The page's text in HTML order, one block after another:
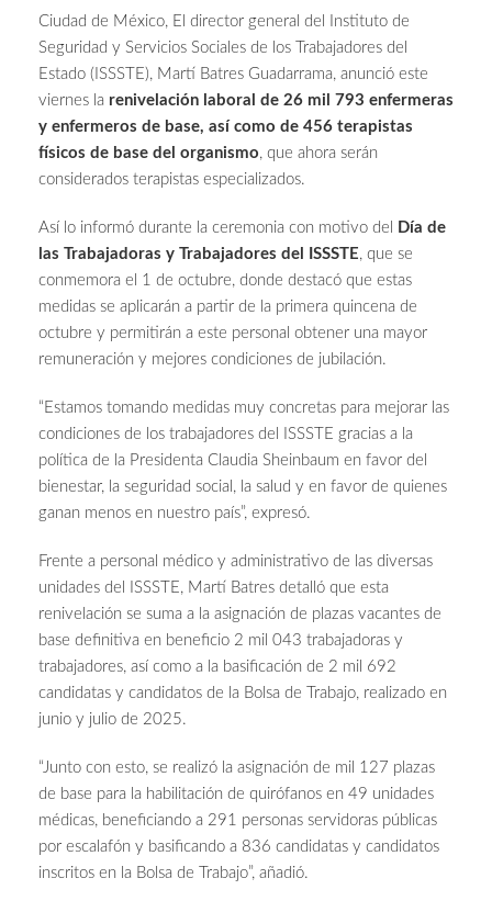
Ciudad de México, El director general del Instituto de
Seguridad y Servicios Sociales de los Trabajadores del
Estado (ISSSTE), Martí Batres Guadarrama, anunció este
viernes la renivelación laboral de 26 mil 793 enfermeras
y enfermeros de base, así como de 456 terapistas
físicos de base del organismo, que ahora serán
considerados terapistas especializados.
Así lo informó durante la ceremonia con motivo del
Día de
las Trabajadoras y Trabajadores del ISSSTE, que se
conmemora el 1 de octubre, donde destacó que estas
medidas se aplicarán a partir de la primera quincena de
octubre y permitirán a este personal obtener una mayor
remuneración y mejores condiciones de jubilación.
“Estamos tomando medidas muy concretas para mejorar las
condiciones de los trabajadores del ISSSTE gracias a la
política de la Presidenta Claudia Sheinbaum en favor del
bienestar, la seguridad social, la salud y en favor de quienes
ganan menos en nuestro país”, expresó.
Frente a personal médico y administrativo de las diversas
unidades del ISSSTE, Martí Batres detalló que esta
renivelación se suma a la asignación de plazas vacantes de
base definitiva en beneficio 2 mil 043 trabajadoras y
trabajadores, así como a la basificación de 2 mil 692
candidatas y candidatos de la Bolsa de Trabajo, realizado en
junio y julio de 2025.
“Junto con esto, se realizó la asignación de mil 127 plazas
de base para la habilitación de quirófanos en 49 unidades
médicas, beneficiando a 291 personas servidoras públicas
por escalafón y basificando a 836 candidatas y candidatos
inscritos en la Bolsa de Trabajo”, añadió.